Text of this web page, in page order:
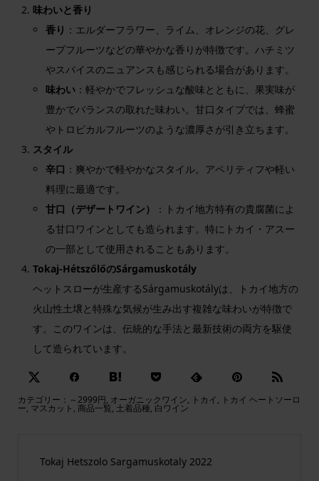
味わいと香り
香り ：エルダーフラワー、ライム、オレンジの花、グレ
ープフルーツなどの華やかな香りが特徴です。ハチミツ
やスパイスのニュアンスも感じられる場合があります。
味わい ：軽やかでフレッシュな酸味とともに、果実味が
豊かでバランスの取れた味わい。甘口タイプでは、蜂蜜
やトロピカルフルーツのような濃厚さが引き立ちます。
スタイル
辛口 ：爽やかで軽やかなスタイル。アペリティフや軽い
料理に最適です。
甘口（デザートワイン）
：トカイ地方特有の貴腐菌によ
る甘口ワインとしても造られます。特にトカイ・アスー
の一部として使用されることもあります。
Tokaj-HétszőlőのSárgamuskotály
ヘットスローが生産するSárgamuskotályは、トカイ地方の
火山性土壌と特殊な気候が生み出す複雑な味わいが特徴で
す。このワインは、伝統的な手法と最新技術の両方を駆使
して造られています。
カテゴリー： ～2999円, オーガニックワイン, トカイ, トカイ ヘートソーロ
ー, マスカット , 商品一覧, 土着品種, 白ワイン
Tokaj Hetszolo Sargamuskotaly 2022